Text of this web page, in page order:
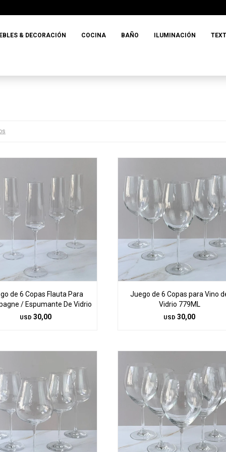
& DECORACIÓN COCINA BAÑO ILUMINACIÓN
de 6 Copas Flauta Para
/ Espumante De Vidrio
USD 30,00
Juego de 6 Copas para Vino
Vidrio 779ML
USD 30,00